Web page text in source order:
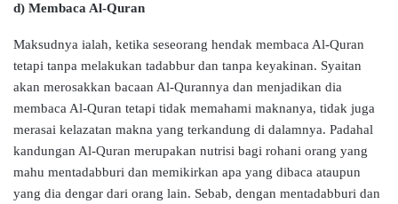
d) Membaca Al-Quran
Maksudnya ialah, ketika seseorang hendak membaca Al-Quran
tetapi tanpa melakukan tadabbur dan tanpa keyakinan. Syaitan
akan merosakkan bacaan Al-Qurannya dan menjadikan dia
membaca Al-Quran tetapi tidak memahami maknanya, tidak juga
merasai kelazatan makna yang terkandung di dalamnya. Padahal
kandungan Al-Quran merupakan nutrisi bagi rohani orang yang
mahu mentadabburi dan memikirkan apa yang dibaca ataupun
yang dia dengar dari orang lain. Sebab, dengan mentadabburi dan